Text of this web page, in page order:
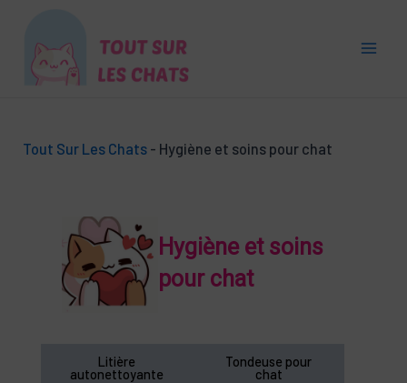
contenu
Tout Sur Les Chats - Hygiène et soins pour chat
Hygiène et soins
pour chat
Litière
autonettoyante
Tondeuse pour
chat